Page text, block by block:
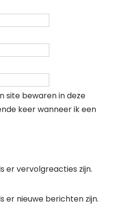
site bewaren in deze
keer wanneer ik een
er vervolgreacties zijn.
er nieuwe berichten zijn.